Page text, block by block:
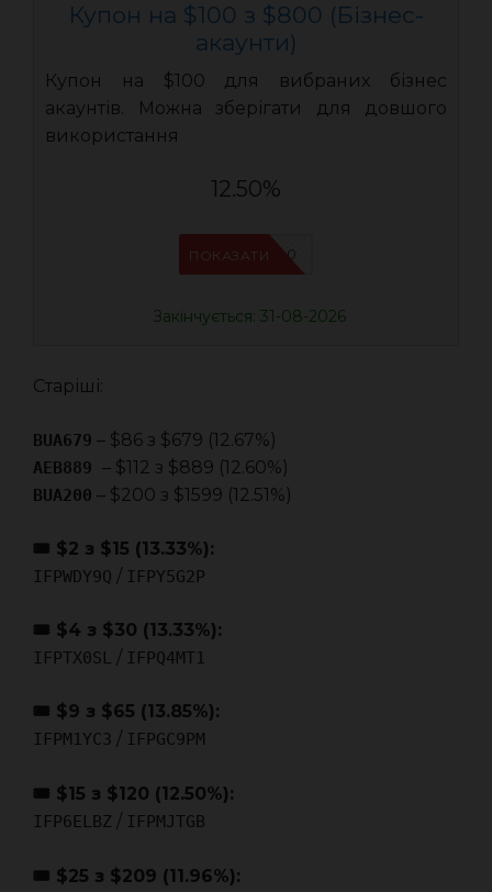
Купон на $100 з $800 (Бізнес-
акаунти)
Купон на $100 для вибраних бізнес
акаунтів. Можна зберігати для довшого
використання
12.50%
AEB800
ПОКАЗАТИ
Закінчується: 31-08-2026
Старіші:
BUA679 – $86 з $679 (12.67%)
AEB889 – $112 з $889 (12.60%)
BUA200 – $200 з $1599 (12.51%)
🎟 $2 з $15 (13.33%):
IFPWDY9Q / IFPY5G2P
🎟 $4 з $30 (13.33%):
IFPTX0SL / IFPQ4MT1
🎟 $9 з $65 (13.85%):
IFPM1YC3 / IFPGC9PM
🎟 $15 з $120 (12.50%):
IFP6ELBZ / IFPMJTGB
🎟 $25 з $209 (11.96%):